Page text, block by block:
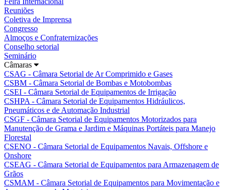
Reuniões
Coletiva de Imprensa
Congresso
Almoços e Confraternizações
Conselho setorial
Seminário
Câmaras
CSAG - Câmara Setorial de Ar Comprimido e Gases
CSBM - Câmara Setorial de Bombas e Motobombas
CSEI - Câmara Setorial de Equipamentos de Irrigação
CSHPA - Câmara Setorial de Equipamentos Hidráulicos,
Pneumáticos e de Automação Industrial
CSGF - Câmara Setorial de Equipamentos Motorizados para
Manutenção de Grama e Jardim e Máquinas Portáteis para Manejo
Florestal
CSENO - Câmara Setorial de Equipamentos Navais, Offshore e
Onshore
CSEAG - Câmara Setorial de Equipamentos para Armazenagem de
Grãos
CSMAM - Câmara Setorial de Equipamentos para Movimentação e